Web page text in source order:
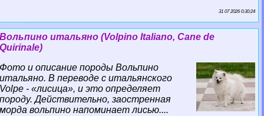
31 07 2026 0:30:24
Вольпино итальяно (Volpino Italiano, Cane de
Quirinale)
Фото и описание породы Вольпино
итальяно. В переводе с итальянского
Volpe - «лисица», и это определяет
породу. Действительно, заостренная
морда вольпино напоминает лисью....